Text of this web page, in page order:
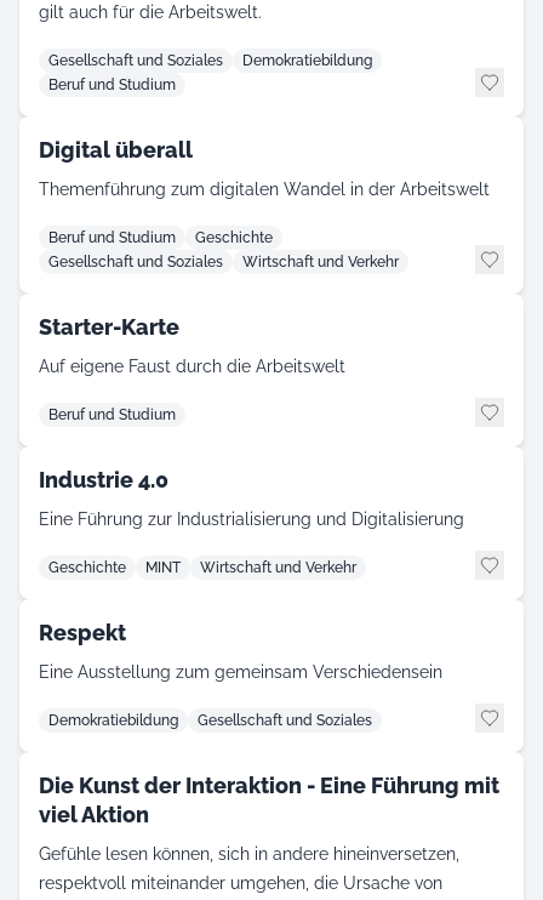
gilt auch für die Arbeitswelt.
Gesellschaft und Soziales
Demokratiebildung
Beruf und Studium
Digital überall
Themenführung zum digitalen Wandel in der Arbeitswelt
Beruf und Studium
Geschichte
Gesellschaft und Soziales
Wirtschaft und Verkehr
Starter-Karte
Auf eigene Faust durch die Arbeitswelt
Beruf und Studium
Industrie 4.0
Eine Führung zur Industrialisierung und Digitalisierung
Geschichte MINT Wirtschaft und Verkehr
Respekt
Eine Ausstellung zum gemeinsam Verschiedensein
Demokratiebildung Gesellschaft und Soziales
Die Kunst der Interaktion - Eine Führung mit
viel Aktion
Gefühle lesen können, sich in andere hineinversetzen,
respektvoll miteinander umgehen, die Ursache von